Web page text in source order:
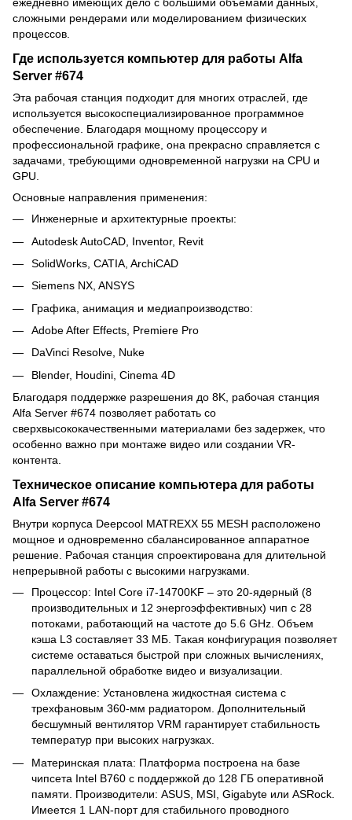
ежедневно имеющих дело с большими объемами данных,
сложными рендерами или моделированием физических
процессов.
Где используется компьютер для работы Alfa
Server #674
Эта рабочая станция подходит для многих отраслей, где
используется высокоспециализированное программное
обеспечение. Благодаря мощному процессору и
профессиональной графике, она прекрасно справляется с
задачами, требующими одновременной нагрузки на CPU и
GPU.
Основные направления применения:
Инженерные и архитектурные проекты:
Autodesk AutoCAD, Inventor, Revit
SolidWorks, CATIA, ArchiCAD
Siemens NX, ANSYS
Графика, анимация и медиапроизводство:
Adobe After Effects, Premiere Pro
DaVinci Resolve, Nuke
Blender, Houdini, Cinema 4D
Благодаря поддержке разрешения до 8K, рабочая станция
Alfa Server #674 позволяет работать со
сверхвысококачественными материалами без задержек, что
особенно важно при монтаже видео или создании VR-
контента.
Техническое описание компьютера для работы
Alfa Server #674
Внутри корпуса Deepcool MATREXX 55 MESH расположено
мощное и одновременно сбалансированное аппаратное
решение. Рабочая станция спроектирована для длительной
непрерывной работы с высокими нагрузками.
Процессор: Intel Core i7-14700KF – это 20-ядерный (8
производительных и 12 энергоэффективных) чип с 28
потоками, работающий на частоте до 5.6 GHz. Объем
кэша L3 составляет 33 МБ. Такая конфигурация позволяет
системе оставаться быстрой при сложных вычислениях,
параллельной обработке видео и визуализации.
Охлаждение: Установлена жидкостная система с
трехфановым 360-мм радиатором. Дополнительный
бесшумный вентилятор VRM гарантирует стабильность
температур при высоких нагрузках.
Материнская плата: Платформа построена на базе
чипсета Intel B760 с поддержкой до 128 ГБ оперативной
памяти. Производители: ASUS, MSI, Gigabyte или ASRock.
Имеется 1 LAN-порт для стабильного проводного